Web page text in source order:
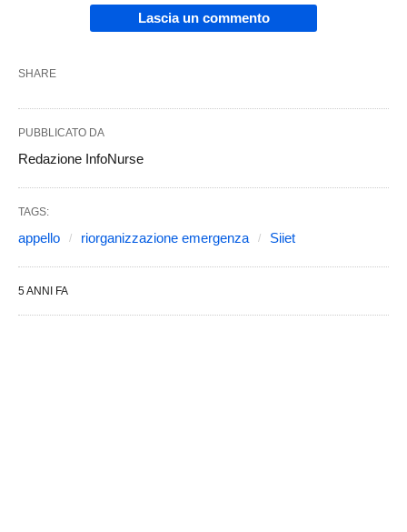
Lascia un commento
SHARE
PUBBLICATO DA
Redazione InfoNurse
TAGS:
appello riorganizzazione emergenza Siiet
5 ANNI FA